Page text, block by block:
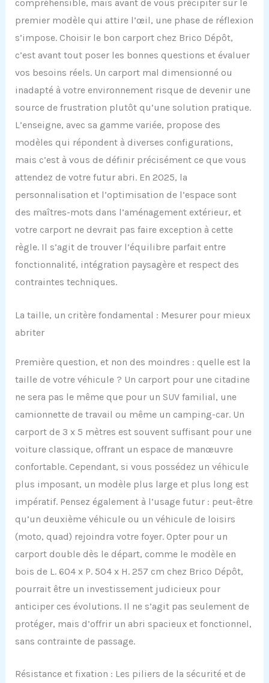
compréhensible, mais avant de vous précipiter sur le
premier modèle qui attire l’œil, une phase de réflexion
s’impose. Choisir le bon carport chez Brico Dépôt,
c’est avant tout poser les bonnes questions et évaluer
vos besoins réels. Un carport mal dimensionné ou
inadapté à votre environnement risque de devenir une
source de frustration plutôt qu’une solution pratique.
L’enseigne, avec sa gamme variée, propose des
modèles qui répondent à diverses configurations,
mais c’est à vous de définir précisément ce que vous
attendez de votre futur abri. En 2025, la
personnalisation et l’optimisation de l’espace sont
des maîtres-mots dans l’aménagement extérieur, et
votre carport ne devrait pas faire exception à cette
règle. Il s’agit de trouver l’équilibre parfait entre
fonctionnalité, intégration paysagère et respect des
contraintes techniques.
La taille, un critère fondamental : Mesurer pour mieux
abriter
Première question, et non des moindres : quelle est la
taille de votre véhicule ? Un carport pour une citadine
ne sera pas le même que pour un SUV familial, une
camionnette de travail ou même un camping-car. Un
carport de 3 x 5 mètres est souvent suffisant pour une
voiture classique, offrant un espace de manœuvre
confortable. Cependant, si vous possédez un véhicule
plus imposant, un modèle plus large et plus long est
impératif. Pensez également à l’usage futur : peut-être
qu’un deuxième véhicule ou un véhicule de loisirs
(moto, quad) rejoindra votre foyer. Opter pour un
carport double dès le départ, comme le modèle en
bois de L. 604 x P. 504 x H. 257 cm chez Brico Dépôt,
pourrait être un investissement judicieux pour
anticiper ces évolutions. Il ne s’agit pas seulement de
protéger, mais d’offrir un abri spacieux et fonctionnel,
sans contrainte de passage.
Résistance et fixation : Les piliers de la sécurité et de